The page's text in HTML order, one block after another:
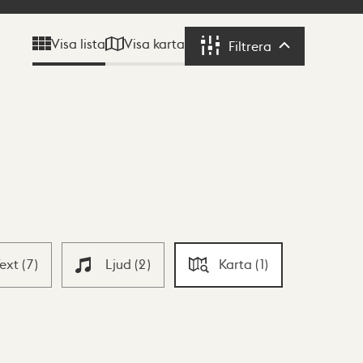
Visa lista Visa karta Filtrera Filtrera
(7) Ljud (2) Karta (1)